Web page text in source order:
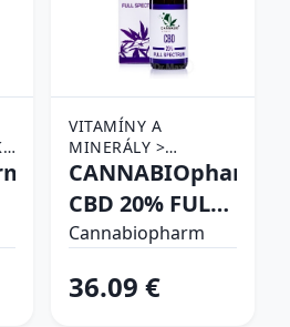
VITAMÍNY A
MINERÁLY >
DOPLNKY VÝŽIVY >
CANNABIOpharm
CBD 20% FULL
SPECTRUM
Cannabiopharm
36.09 €